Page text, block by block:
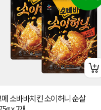
소바바치킨 소이허니 순살